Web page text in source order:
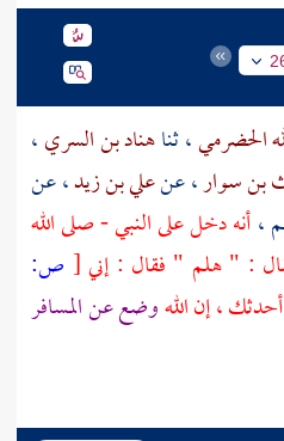
الحضرمي، ثناهناد بن السري،
بن سوار، عنعلي بن زيد، عن
،أنه دخل على النبي - صلى الله
: " هلم " فقال : إني[ ص:
، إن اللهوضع عن المسافر